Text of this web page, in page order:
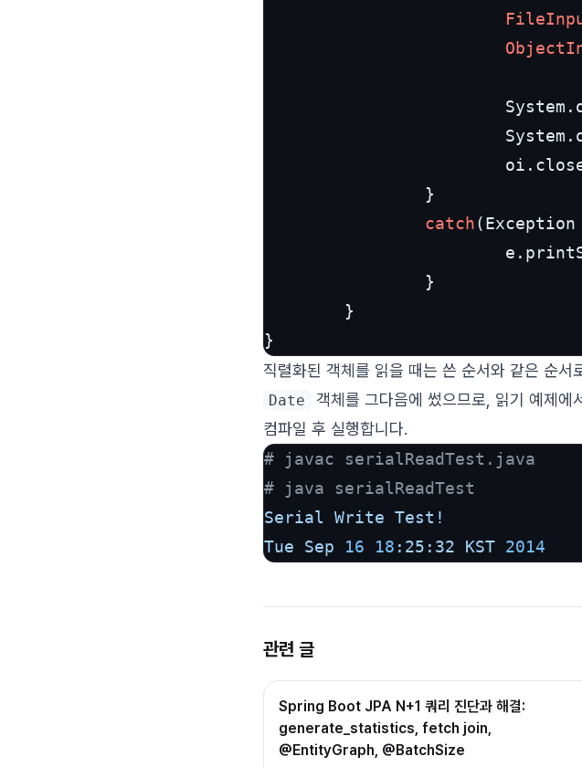
                }
catch
                }
        }
}
직렬화된 객체를 읽을 때는 쓴 순서와 같은 순
Date 객체를 그다음에 썼으므로, 읽기 예제에
컴파일 후 실행합니다.
# javac serialReadTest.java
# java serialReadTest
Serial
Write Test!
Tue
Sep 16 18 :25:32 KST 2014
관련 글
Spring Boot JPA N+1 쿼리 진단과 해결:
generate_statistics, fetch join,
@EntityGraph, @BatchSize